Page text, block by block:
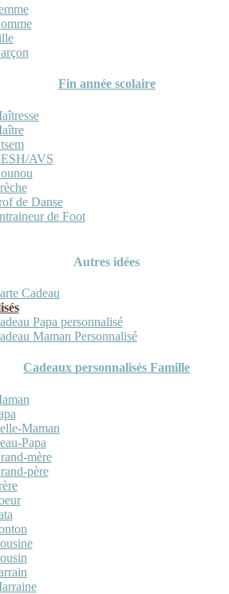
Fin année scolaire
AVS
de Danse
de Foot
Autres idées
Cadeau
Papa personnalisé
Maman Personnalisé
Cadeaux personnalisés Famille
Maman
Papa
mère
père